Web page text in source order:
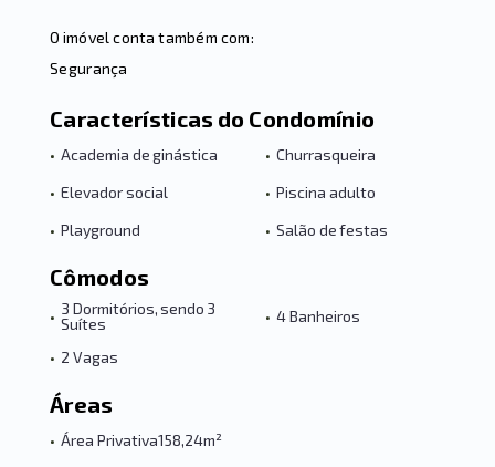
O imóvel conta também com:
Segurança
Características do Condomínio
• Academia de ginástica • Churrasqueira
• Elevador social • Piscina adulto
• Playground • Salão de festas
Cômodos
• 3 Dormitórios, sendo 3
Suítes
• 4 Banheiros
• 2 Vagas
Áreas
• Área Privativa158,24m²